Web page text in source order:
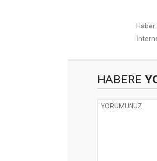
HABERE